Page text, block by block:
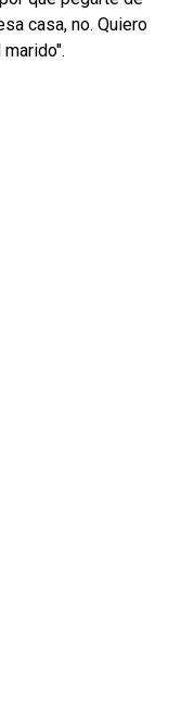
casa, no. Quiero